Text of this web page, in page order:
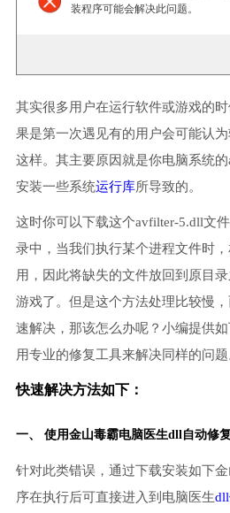
装程序可能会解决此问题。
其实很多用户在运行软件或游戏的
果是第一次遇见有的用户会可能认
这样。其主要原因就是你电脑系统
安装一些系统运行库所导致的。
这时你可以下载这个avfilter-5.dll文
录中，当我们执行某个进程文件时
用，因此将缺失的文件放回到原目
游戏了。但是这个方法处理比较慢
速解决，那该怎么办呢？小编提供
用专业的修复工具来解决同样的问题
快速解决方法如下：
一、 使用金山毒霸电脑医生dll自动修
针对此类错误，通过下载安装如下
序在执行后可直接进入到电脑医生